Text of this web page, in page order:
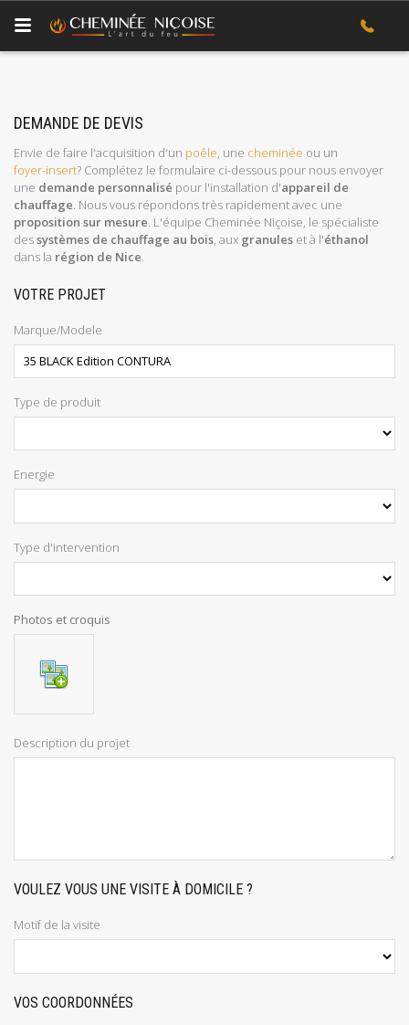
DEMANDE DE DEVIS
Envie de faire l'acquisition d'un poêle, une cheminée ou un
foyer-insert? Complétez le formulaire ci-dessous pour nous envoyer
une demande personnalisé pour l'installation d'appareil de
chauffage. Nous vous répondons très rapidement avec une
proposition sur mesure. L'équipe Cheminée Niçoise, le spécialiste
dessystèmes de chauffage au bois, aux granules et à l'éthanol
dans la région de Nice.
VOTRE PROJET
Marque/Modele
Type de produit
Energie
Type d'intervention
Photos et croquis
Description du projet
VOULEZ VOUS UNE VISITE À DOMICILE ?
Motif de la visite
VOS COORDONNÉES